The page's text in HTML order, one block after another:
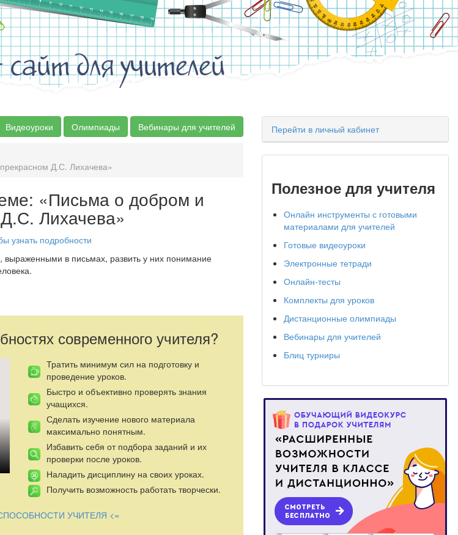
для учителей
Видеоуроки Олимпиады Вебинары для учителей
Д.С. Лихачева»
«Письма о добром и
Лихачева»
в письмах, развить у них понимание
и моральных принципов в их жизни.
современного учителя?
Тратить минимум сил на подготовку и
проведение уроков.
Быстро и объективно проверять знания
учащихся.
Сделать изучение нового материала
максимально понятным.
Избавить себя от подбора заданий и их
проверки после уроков.
Наладить дисциплину на своих уроках.
Получить возможность работать творчески.
УЧИТЕЛЯ <=
Перейти в личный кабинет
Полезное для учителя
Онлайн инструменты с готовыми
материалами для учителей
Готовые видеоуроки
Электронные тетради
Онлайн-тесты
Комплекты для уроков
Дистанционные олимпиады
Вебинары для учителей
Блиц турниры